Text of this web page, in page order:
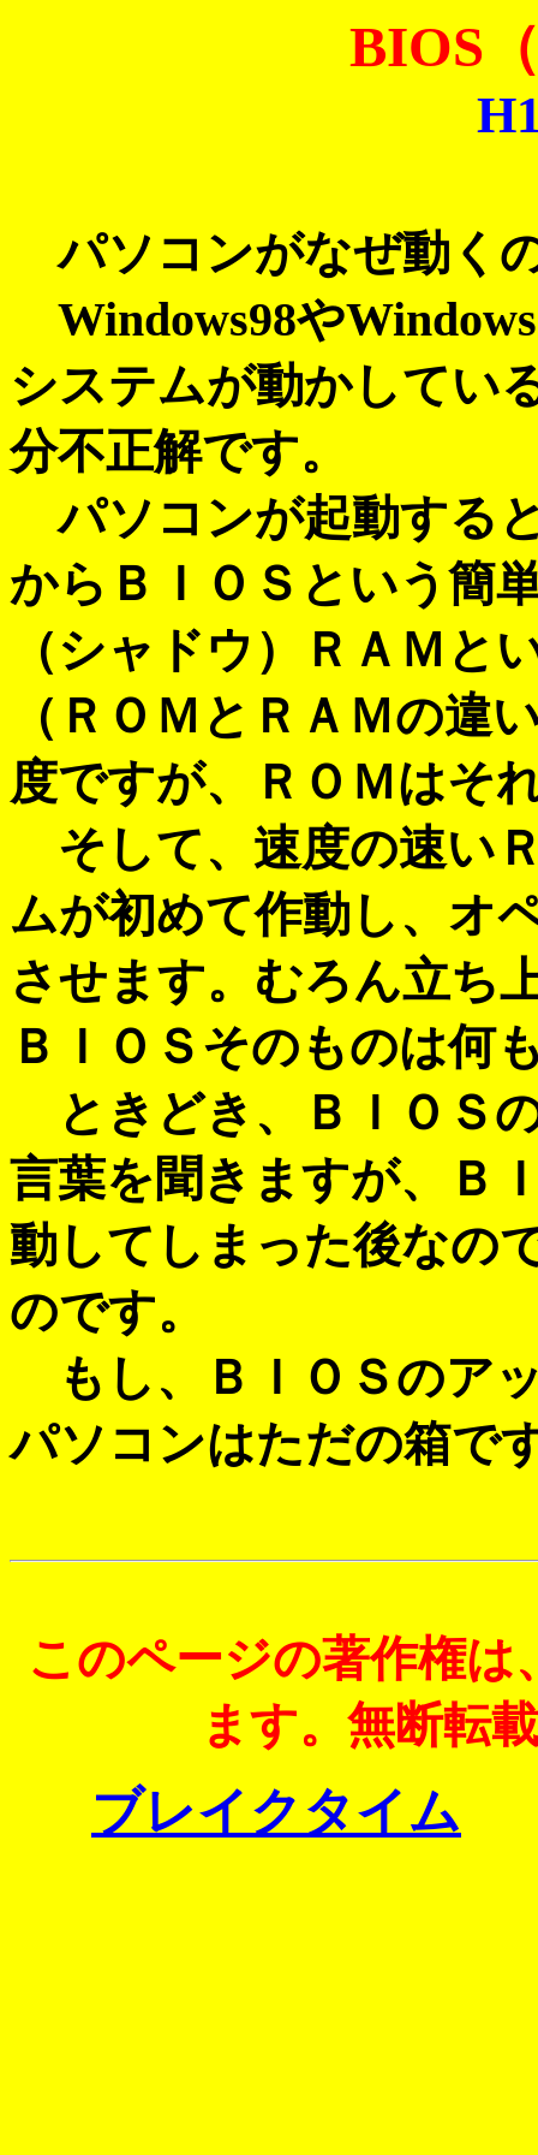
BIOS
パソコンがなぜ動く
Windows98や
システムが動かしてい
分不正解です。
パソコンが起動する
からＢＩＯＳという簡
（シャドウ）ＲＡＭと
（ＲＯＭとＲＡＭの違
度ですが、ＲＯＭはそ
そして、速度の速い
ムが初めて作動し、オ
させます。むろん立ち
ＢＩＯＳそのものは何
ときどき、ＢＩＯＳ
言葉を聞きますが、Ｂ
動してしまった後なの
のです。
もし、ＢＩＯＳのア
パソコンはただの箱で
このページの著作権は
ます。無断転
ブレイクタイム